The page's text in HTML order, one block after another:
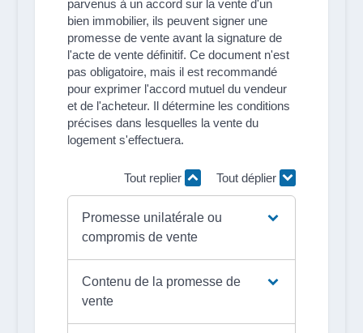
parvenus à un accord sur la vente d'un
bien immobilier, ils peuvent signer une
promesse de vente avant la signature de
l'acte de vente définitif. Ce document n'est
pas obligatoire, mais il est recommandé
pour exprimer l'accord mutuel du vendeur
et de l'acheteur. Il détermine les conditions
précises dans lesquelles la vente du
logement s'effectuera.
Tout replier Tout déplier
Promesse unilatérale ou
compromis de vente
Contenu de la promesse de
vente